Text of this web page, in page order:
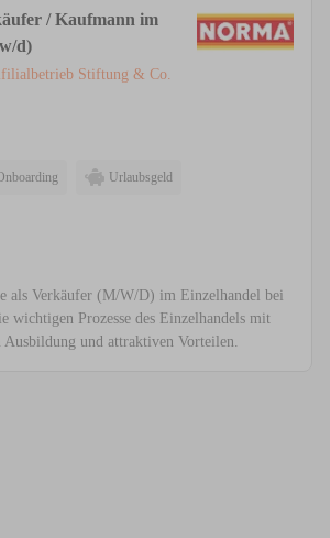
/ Kaufmann im
d)
Stiftung & Co.
Urlaubsgeld
als Verkäufer (M/W/D) im Einzelhandel bei
wichtigen Prozesse des Einzelhandels mit
Ausbildung und attraktiven Vorteilen.